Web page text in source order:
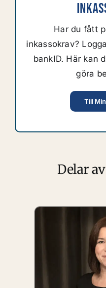
Har du fått
inkassokrav?
bankID. Här kan
göra
Till
Delar